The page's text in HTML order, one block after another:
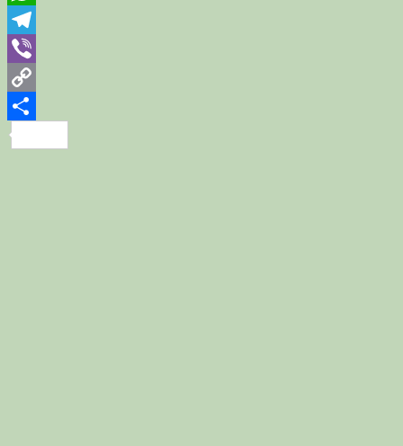
WhatsApp
Telegram
Viber
Copy
Link